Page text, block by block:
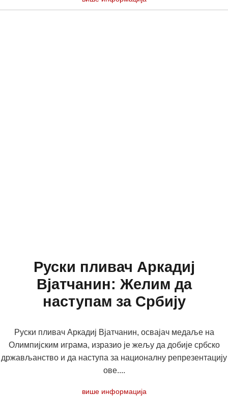
Руски пливач Аркадиј
Вјатчанин: Желим да
наступам за Србију
Руски пливач Аркадиј Вјатчанин, освајач медаље на
Олимпијским играма, изразио је жељу да добије србско
држављанство и да наступа за националну репрезентацију
ове....
више информација